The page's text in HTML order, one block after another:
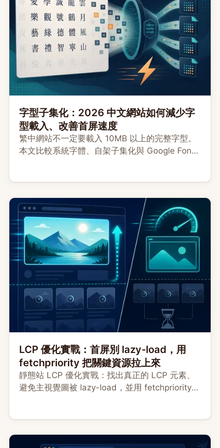
字型子集化：2026 中文網站如何減少字
型載入、改善首屏速度
繁中網站不一定要載入 10MB 以上的完整字型。
本文比較系統字體、自架子集化與 Google Fonts
LCP 優化實戰：首屏別 lazy-load，用
fetchpriority 把關鍵資源拉上來
靜態站 LCP 優化實戰：找出真正的 LCP 元素、
避免主視覺圖被 lazy-load，並用 fetchpriority